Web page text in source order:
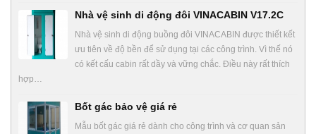
Nhà vệ sinh di động đôi VINACABIN V17.2C
Nhà vệ sinh di động buồng đôi VINACABIN được thiết kết
ưu tiên về độ bền để sử dụng tại các công trình. Vì thế nó
có kết cấu cabin rất dầy và vững chắc. Điều này rất thích
hợp…
Bốt gác bảo vệ giá rẻ
Mẫu bốt gác giá rẻ dành cho công trình và cơ quan sản